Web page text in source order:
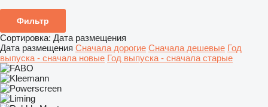
Фильтр
Сортировка: Дата размещения
Дата размещения Сначала дорогие Сначала дешевые Год
выпуска - сначала новые Год выпуска - сначала старые